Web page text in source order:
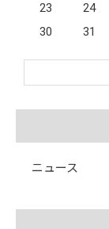
23
24
30
31
ニュース